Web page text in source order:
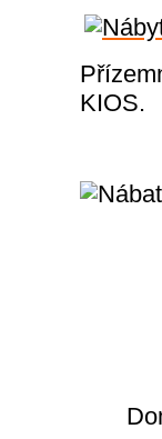
KIOS.